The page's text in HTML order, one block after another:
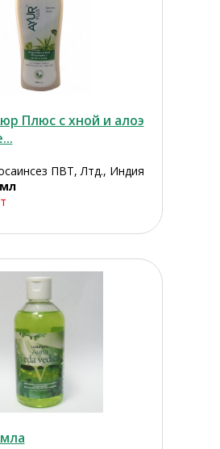
Плюс с хной и алоэ
ПВТ, Лтд., Индия